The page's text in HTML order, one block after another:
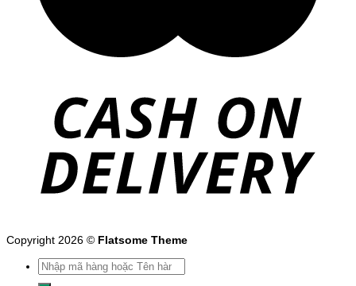
Copyright 2026 © Flatsome Theme
Tìm
kiếm: